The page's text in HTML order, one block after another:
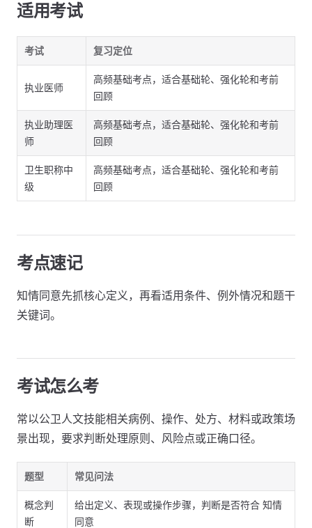
适用考试
考试 复习定位
执业医师
高频基础考点，适合基础轮、强化轮和考前
回顾
执业助理医
师
高频基础考点，适合基础轮、强化轮和考前
回顾
卫生职称中
级
高频基础考点，适合基础轮、强化轮和考前
回顾
考点速记
知情同意先抓核心定义，再看适用条件、例外情况和题干
关键词。
考试怎么考
常以公卫人文技能相关病例、操作、处方、材料或政策场
景出现，要求判断处理原则、风险点或正确口径。
题型 常见问法
概念判
断
给出定义、表现或操作步骤，判断是否符合 知情
同意